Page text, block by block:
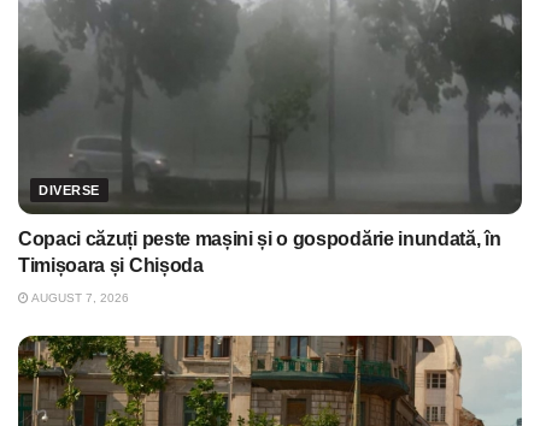
DIVERSE
Copaci căzuți peste mașini și o gospodărie inundată, în
Timișoara și Chișoda
AUGUST 7, 2026